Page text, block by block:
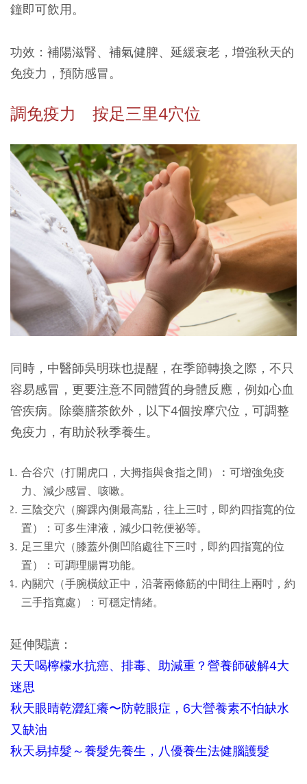
鐘即可飲用。
功效：補陽滋腎、補氣健脾、延緩衰老，增強秋天的
免疫力，預防感冒。
調免疫力 按足三里4穴位
同時，中醫師吳明珠也提醒，在季節轉換之際，不只
容易感冒，更要注意不同體質的身體反應，例如心血
管疾病。除藥膳茶飲外，以下4個按摩穴位，可調整
免疫力，有助於秋季養生。
合谷穴（打開虎口，大拇指與食指之間）︰可增強免疫
力、減少感冒、咳嗽。
三陰交穴（腳踝內側最高點，往上三吋，即約四指寬的位
置）：可多生津液，減少口乾便祕等。
足三里穴（膝蓋外側凹陷處往下三吋，即約四指寬的位
置）：可調理腸胃功能。
內關穴（手腕橫紋正中，沿著兩條筋的中間往上兩吋，約
三手指寬處）：可穩定情緒。
延伸閱讀：
天天喝檸檬水抗癌、排毒、助減重？營養師破解4大
迷思
秋天眼睛乾澀紅癢〜防乾眼症，6大營養素不怕缺水
又缺油
秋天易掉髮～養髮先養生，八優養生法健腦護髮